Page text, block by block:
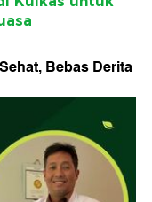
Bebas Derita